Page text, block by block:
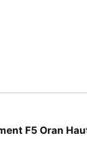
F5 Oran